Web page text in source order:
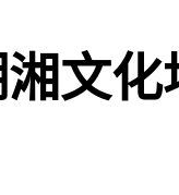
文